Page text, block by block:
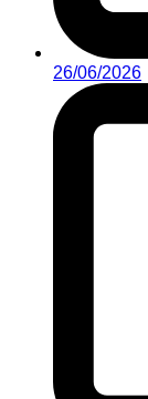
26/06/2026